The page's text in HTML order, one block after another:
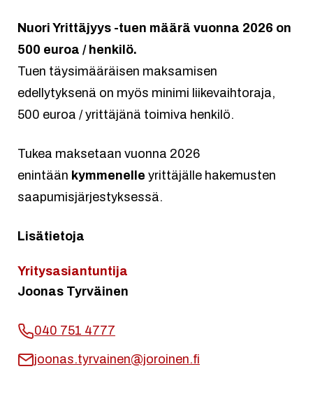
Nuori Yrittäjyys -tuen määrä vuonna 2026 on
500 euroa / henkilö.
Tuen täysimääräisen maksamisen
edellytyksenä on myös minimi liikevaihtoraja,
500 euroa / yrittäjänä toimiva henkilö.
Tukea maksetaan vuonna 2026
enintään kymmenelle yrittäjälle hakemusten
saapumisjärjestyksessä.
Lisätietoja
Yritysasiantuntija
Joonas Tyrväinen
040 751 4777
joonas.tyrvainen@joroinen.fi